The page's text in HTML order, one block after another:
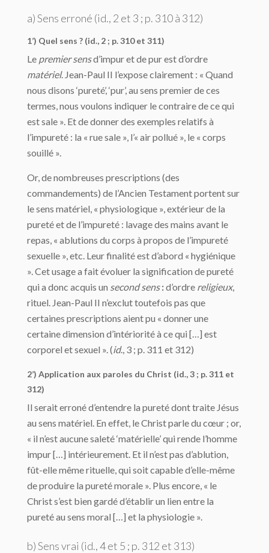
a) Sens erroné (id., 2 et 3 ; p. 310 à 312)
1’) Quel sens ? (id., 2 ; p. 310 et 311)
Le premier sensd’impur et de pur est d’ordre
matériel. Jean-Paul II l’expose clairement : « Quand
nous disons ‘pureté’, ‘pur’, au sens premier de ces
termes, nous voulons indiquer le contraire de ce qui
est sale ». Et de donner des exemples relatifs à
l’impureté : la « rue sale », l’« air pollué », le « corps
souillé ».
Or, de nombreuses prescriptions (des
commandements) de l’Ancien Testament portent sur
le sens matériel, « physiologique », extérieur de la
pureté et de l’impureté : lavage des mains avant le
repas, « ablutions du corps à propos de l’impureté
sexuelle », etc. Leur finalité est d’abord « hygiénique
». Cet usage a fait évoluer la signification de pureté
qui a donc acquis un second sens:d’ordre religieux,
rituel. Jean-Paul II n’exclut toutefois pas que
certaines prescriptions aient pu « donner une
certaine dimension d’intériorité à ce qui […] est
corporel et sexuel ». (id., 3 ; p. 311 et 312)
2’) Application aux paroles du Christ (id., 3 ; p. 311 et
312)
Il serait erroné d’entendre la pureté dont traite Jésus
au sens matériel. En effet, le Christ parle du cœur ; or,
« il n’est aucune saleté ‘matérielle’ qui rende l’homme
impur […] intérieurement. Et il n’est pas d’ablution,
fût-elle même rituelle, qui soit capable d’elle-même
de produire la pureté morale ». Plus encore, « le
Christ s’est bien gardé d’établir un lien entre la
pureté au sens moral […] et la physiologie ».
b) Sens vrai (id., 4 et 5 ; p. 312 et 313)